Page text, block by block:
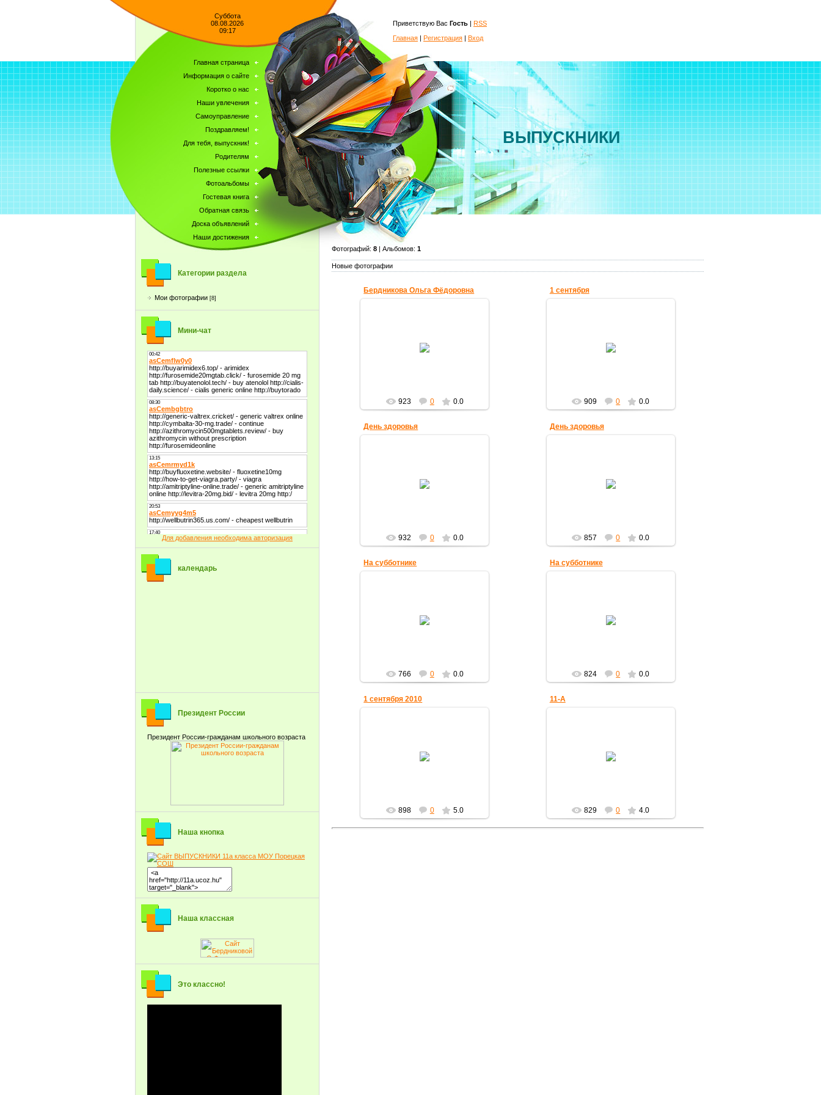
Суббота
08.08.2026
09:17
Главная страница
Информация о сайте
Коротко о нас
Наши увлечения
Самоуправление
Поздравляем!
Для тебя, выпускник!
Родителям
Полезные ссылки
Фотоальбомы
Гостевая книга
Обратная связь
Доска объявлений
Наши достижения
Категории раздела
Мои фотографии [8]
Мини-чат
Для добавления необходима авторизация
календарь
Президент России
Президент России-гражданам школьного возраста
Наша кнопка
Наша классная
Это классно!
Приветствую Вас Гость | RSS
Главная | Регистрация | Вход
ВЫПУСКНИКИ
Фотографий: 8 | Альбомов: 1
Новые фотографии
Бердникова Ольга Фёдоровна
Классный руководитель 11 "А"
класса.
923 0 0.0
1 сентября
909 0 0.0
День здоровья
932 0 0.0
День здоровья
857 0 0.0
На субботнике
Субботник на школьном
стадионе.
766 0 0.0
На субботнике
Субботник на школьном
стадионе.
824 0 0.0
1 сентября 2010
898 0 5.0
11-А
1 сентября 2010г.
829 0 4.0